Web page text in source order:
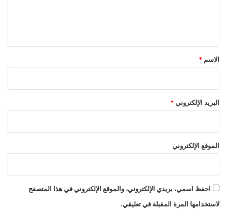
*
الاسم *
البريد الإلكتروني*
الموقع الإلكتروني
احفظ اسمي، بريدي الإلكتروني، والموقع الإلكتروني في هذا المتصفح
لاستخدامها المرة المقبلة في تعليقي.